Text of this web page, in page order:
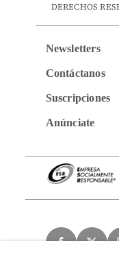
DERECHOS
Newsletters
Contáctanos
Suscripciones
Anúnciate